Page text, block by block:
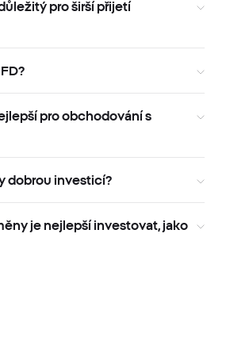
pro širší přijetí
pro obchodování s
dobrou investicí?
je nejlepší investovat, jako